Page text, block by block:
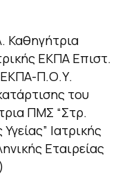
Καθηγήτρια
ΕΚΠΑ Επιστ.
Π.Ο.Υ.
του
ΠΜΣ “Στρ.
Ιατρικής
Εταιρείας